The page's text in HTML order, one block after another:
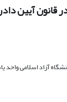
قانون آیین
آزاد اسلامی واحد